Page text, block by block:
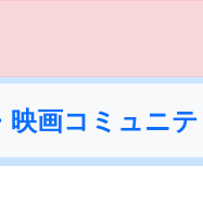
映画コミュニ